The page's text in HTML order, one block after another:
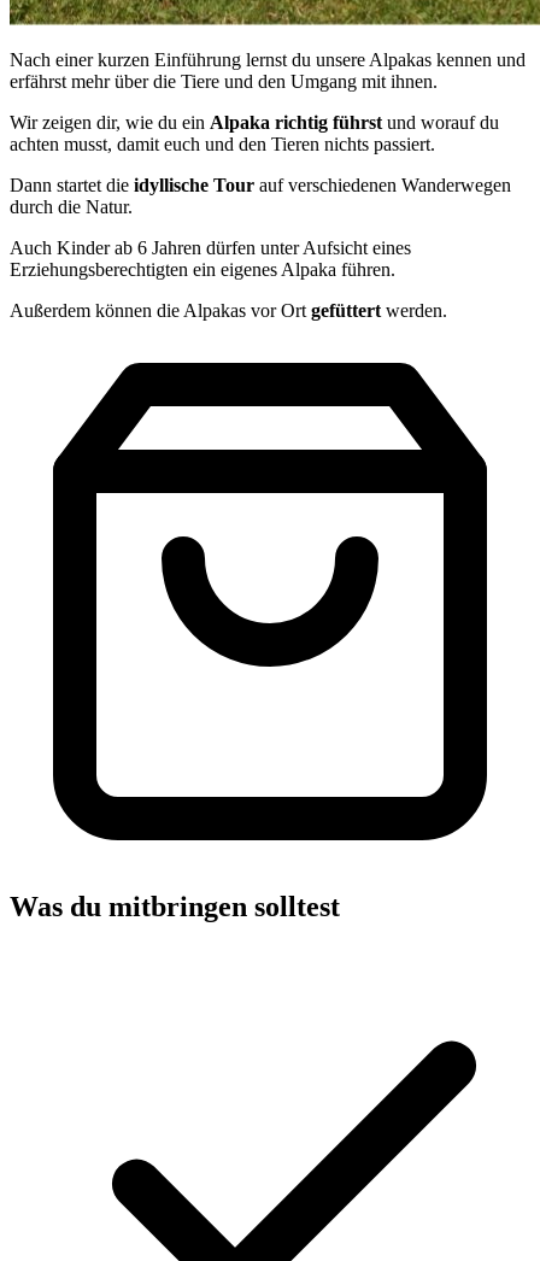
Nach einer kurzen Einführung lernst du unsere Alpakas kennen und
erfährst mehr über die Tiere und den Umgang mit ihnen.
Wir zeigen dir, wie du ein Alpaka richtig führst und worauf du
achten musst, damit euch und den Tieren nichts passiert.
Dann startet die idyllische Tour auf verschiedenen Wanderwegen
durch die Natur.
Auch Kinder ab 6 Jahren dürfen unter Aufsicht eines
Erziehungsberechtigten ein eigenes Alpaka führen.
Außerdem können die Alpakas vor Ort gefüttert werden.
Was du mitbringen solltest